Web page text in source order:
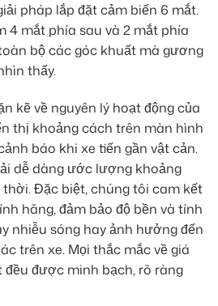
pháp lắp đặt cảm biến 6 mắt.
4 mắt phía sau và 2 mắt phía
bộ các góc khuất mà gương
thấy.
kẽ về nguyên lý hoạt động của
thị khoảng cách trên màn hình
báo khi xe tiến gần vật cản.
dễ dàng ước lượng khoảng
Đặc biệt, chúng tôi cam kết
hãng, đảm bảo độ bền và tính
nhiễu sóng hay ảnh hưởng đến
trên xe. Mọi thắc mắc về giá
đều được minh bạch, rõ ràng